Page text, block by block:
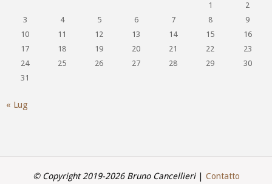
1
2
3
4 5 6 7 8
9
10
11 12 13 14 15
16
17
18 19 20 21 22
23
24
25 26 27 28 29
30
31
« Lug
© Copyright 2019-2026 Bruno Cancellieri| Contatto